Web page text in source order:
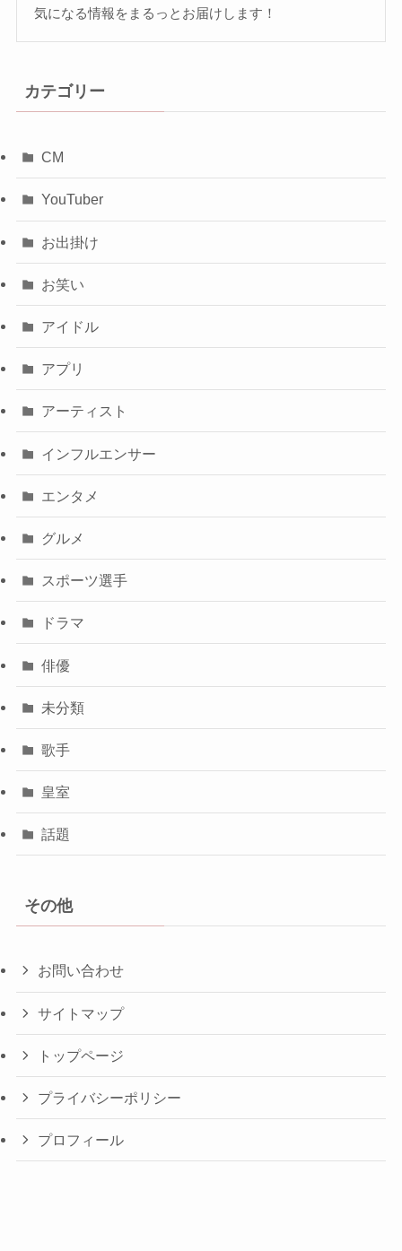
気になる情報をまるっとお届けします！
カテゴリー
CM
YouTuber
お出掛け
お笑い
アイドル
アプリ
アーティスト
インフルエンサー
エンタメ
グルメ
スポーツ選手
ドラマ
俳優
未分類
歌手
皇室
話題
その他
お問い合わせ
サイトマップ
トップページ
プライバシーポリシー
プロフィール